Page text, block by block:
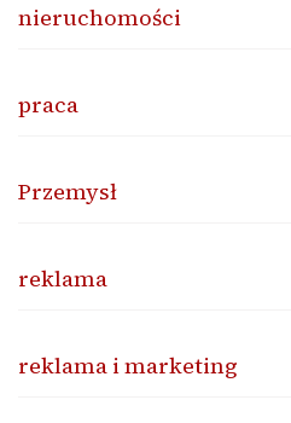
nieruchomości
praca
Przemysł
reklama
reklama i marketing